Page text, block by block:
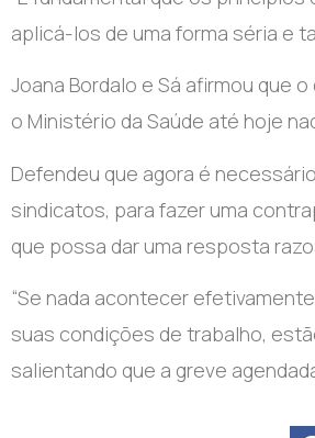
aplicá-los de uma forma séria e
Joana Bordalo e Sá afirmou que
o Ministério da Saúde até hoje
Defendeu que agora é
sindicatos, para fazer uma
que possa dar uma resposta
“Se nada acontecer
suas condições de trabalho,
salientando que a greve